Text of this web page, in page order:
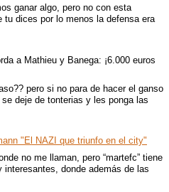
ganar algo, pero no con esta
tu dices por lo menos la defensa era
a Mathieu y Banega: ¡6.000 euros
pero si no para de hacer el ganso
deje de tonterias y les ponga las
"El NAZI que triunfo en el city"
no me llaman, pero “martefc” tiene
donde además de las